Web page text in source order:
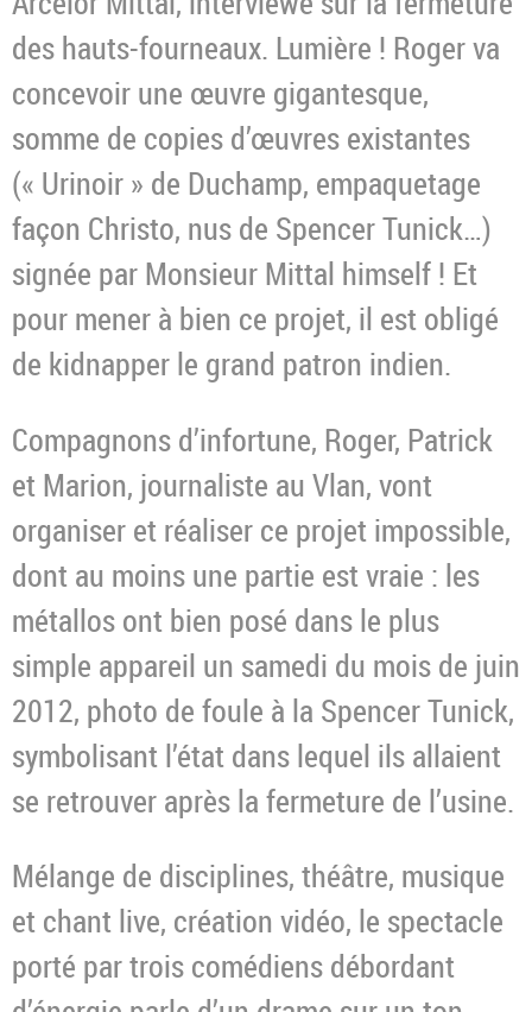
des hauts-fourneaux. Lumière ! Roger va
concevoir une œuvre gigantesque,
somme de copies d’œuvres existantes
(« Urinoir » de Duchamp, empaquetage
façon Christo, nus de Spencer Tunick…)
signée par Monsieur Mittal himself ! Et
pour mener à bien ce projet, il est obligé
de kidnapper le grand patron indien.
Compagnons d’infortune, Roger, Patrick
et Marion, journaliste au Vlan, vont
organiser et réaliser ce projet impossible,
dont au moins une partie est vraie : les
métallos ont bien posé dans le plus
simple appareil un samedi du mois de juin
2012, photo de foule à la Spencer Tunick,
symbolisant l’état dans lequel ils allaient
se retrouver après la fermeture de l’usine.
Mélange de disciplines, théâtre, musique
et chant live, création vidéo, le spectacle
porté par trois comédiens débordant